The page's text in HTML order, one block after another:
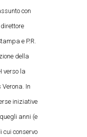
con
e P.R.
della
verso la
In
iniziative
anni (e
conservo